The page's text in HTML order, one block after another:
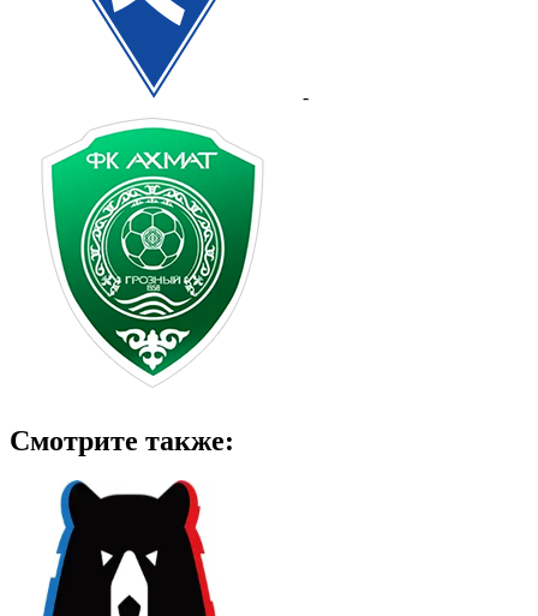
-
Смотрите также: